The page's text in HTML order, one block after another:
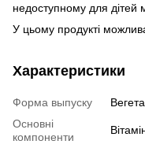
недоступному для дітей
У цьому продукті
Характеристики
Форма выпуску
Основні
компоненти